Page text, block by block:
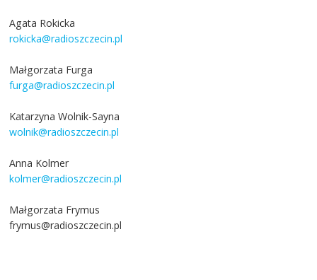
Agata Rokicka
rokicka@radioszczecin.pl
Małgorzata Furga
furga@radioszczecin.pl
Katarzyna Wolnik-Sayna
wolnik@radioszczecin.pl
Anna Kolmer
kolmer@radioszczecin.pl
Małgorzata Frymus
frymus@radioszczecin.pl